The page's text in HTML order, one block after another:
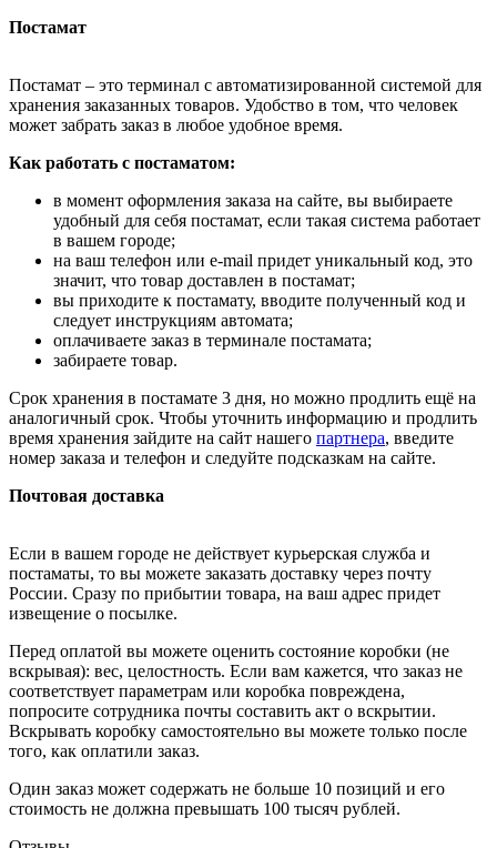
Постамат
Постамат – это терминал с автоматизированной системой для
хранения заказанных товаров. Удобство в том, что человек
может забрать заказ в любое удобное время.
Как работать с постаматом:
в момент оформления заказа на сайте, вы выбираете
удобный для себя постамат, если такая система работает
в вашем городе;
на ваш телефон или e-mail придет уникальный код, это
значит, что товар доставлен в постамат;
вы приходите к постамату, вводите полученный код и
следует инструкциям автомата;
оплачиваете заказ в терминале постамата;
забираете товар.
Срок хранения в постамате 3 дня, но можно продлить ещё на
аналогичный срок. Чтобы уточнить информацию и продлить
время хранения зайдите на сайт нашего партнера, введите
номер заказа и телефон и следуйте подсказкам на сайте.
Почтовая доставка
Если в вашем городе не действует курьерская служба и
постаматы, то вы можете заказать доставку через почту
России. Сразу по прибытии товара, на ваш адрес придет
извещение о посылке.
Перед оплатой вы можете оценить состояние коробки (не
вскрывая): вес, целостность. Если вам кажется, что заказ не
соответствует параметрам или коробка повреждена,
попросите сотрудника почты составить акт о вскрытии.
Вскрывать коробку самостоятельно вы можете только после
того, как оплатили заказ.
Один заказ может содержать не больше 10 позиций и его
стоимость не должна превышать 100 тысяч рублей.